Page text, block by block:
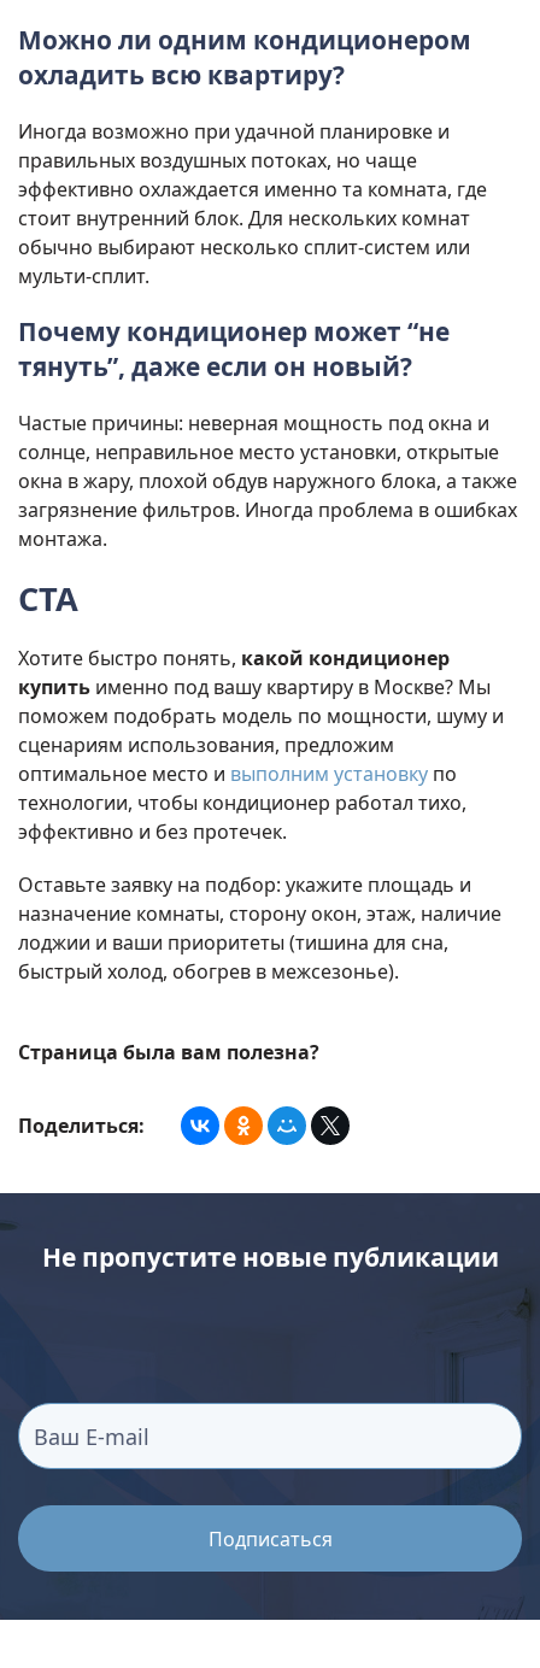
Можно ли одним кондиционером
охладить всю квартиру?
Иногда возможно при удачной планировке и
правильных воздушных потоках, но чаще
эффективно охлаждается именно та комната, где
стоит внутренний блок. Для нескольких комнат
обычно выбирают несколько сплит-систем или
мульти-сплит.
Почему кондиционер может “не
тянуть”, даже если он новый?
Частые причины: неверная мощность под окна и
солнце, неправильное место установки, открытые
окна в жару, плохой обдув наружного блока, а также
загрязнение фильтров. Иногда проблема в ошибках
монтажа.
CTA
Хотите быстро понять, какой кондиционер
купить именно под вашу квартиру в Москве? Мы
поможем подобрать модель по мощности, шуму и
сценариям использования, предложим
оптимальное место и выполним установку по
технологии, чтобы кондиционер работал тихо,
эффективно и без протечек.
Оставьте заявку на подбор: укажите площадь и
назначение комнаты, сторону окон, этаж, наличие
лоджии и ваши приоритеты (тишина для сна,
быстрый холод, обогрев в межсезонье).
Страница была вам полезна?
Поделиться:
Не пропустите новые публикации